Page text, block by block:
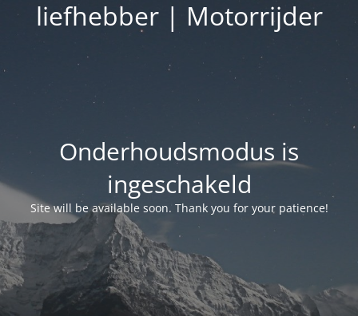
liefhebber | Motorrijder
Onderhoudsmodus is
ingeschakeld
Site will be available soon. Thank you for your patience!